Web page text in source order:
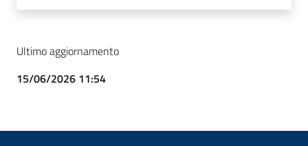
Ultimo aggiornamento
15/06/2026 11:54